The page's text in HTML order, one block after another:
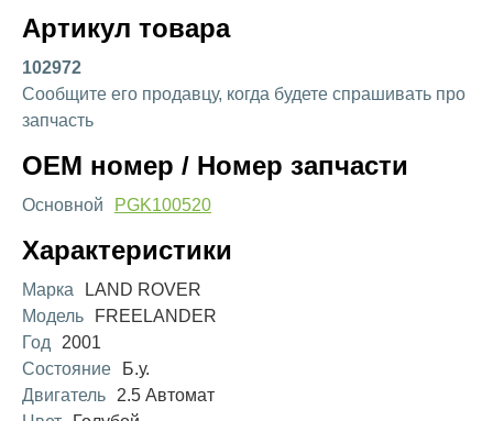
Артикул товара
102972
Сообщите его продавцу, когда будете спрашивать про
запчасть
OEM номер / Номер запчасти
Основной PGK100520
Характеристики
Марка
LAND ROVER
Модель
FREELANDER
Год
2001
Состояние
Б.у.
Двигатель
2.5 Автомат